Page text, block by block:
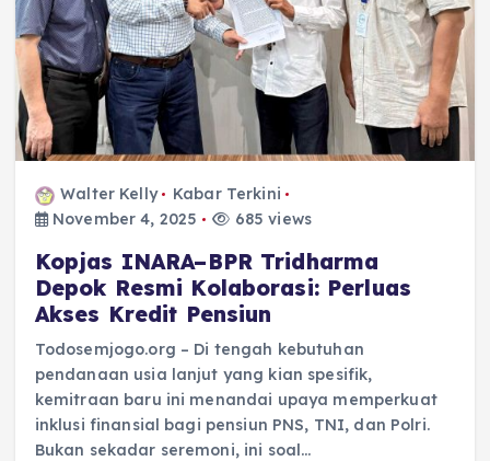
Walter Kelly
Kabar Terkini
November 4, 2025
685 views
Kopjas INARA–BPR Tridharma
Depok Resmi Kolaborasi: Perluas
Akses Kredit Pensiun
Todosemjogo.org – Di tengah kebutuhan
pendanaan usia lanjut yang kian spesifik,
kemitraan baru ini menandai upaya memperkuat
inklusi finansial bagi pensiun PNS, TNI, dan Polri.
Bukan sekadar seremoni, ini soal…